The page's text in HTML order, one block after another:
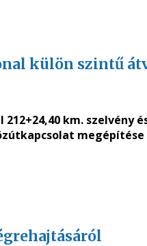
külön szintű
km. szelvény